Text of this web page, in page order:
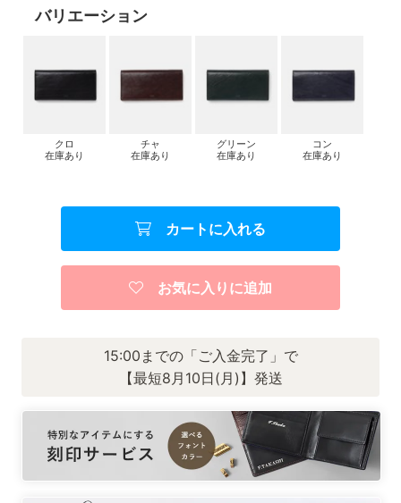
バリエーション
クロ
在庫あり
チャ
在庫あり
グリーン
在庫あり
コン
在庫あり
カートに入れる
お気に入りに追加
15:00までの「ご入金完了」で
【最短8月10日(月)】発送